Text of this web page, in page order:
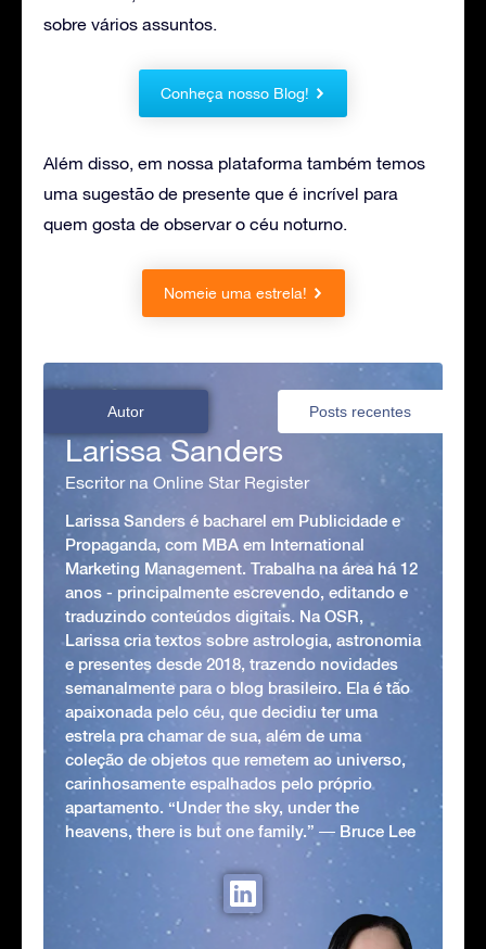
sobre vários assuntos.
Conheça nosso Blog!
Além disso, em nossa plataforma também temos
uma sugestão de presente que é incrível para
quem gosta de observar o céu noturno.
Nomeie uma estrela!
Autor Posts recentes
Larissa Sanders
Escritor na Online Star Register
Larissa Sanders é bacharel em Publicidade e
Propaganda, com MBA em International
Marketing Management. Trabalha na área há 12
anos - principalmente escrevendo, editando e
traduzindo conteúdos digitais. Na OSR,
Larissa cria textos sobre astrologia, astronomia
e presentes desde 2018, trazendo novidades
semanalmente para o blog brasileiro. Ela é tão
apaixonada pelo céu, que decidiu ter uma
estrela pra chamar de sua, além de uma
coleção de objetos que remetem ao universo,
carinhosamente espalhados pelo próprio
apartamento. “Under the sky, under the
heavens, there is but one family.” ― Bruce Lee